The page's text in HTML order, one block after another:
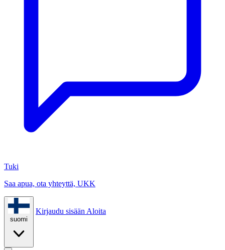
Tuki
Saa apua, ota yhteyttä, UKK
suomi
Kirjaudu sisään Aloita